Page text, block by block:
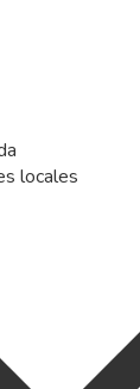
locales